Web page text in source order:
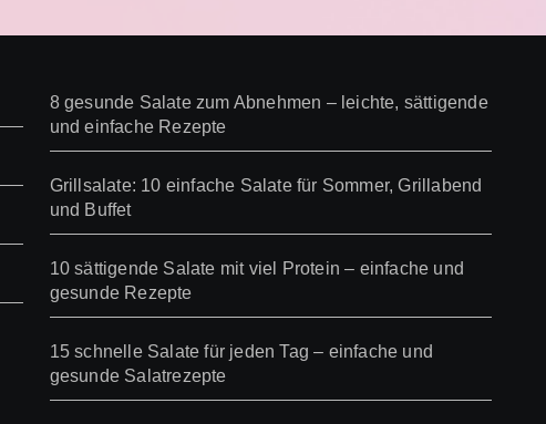
8 gesunde Salate zum Abnehmen – leichte, sättigende
und einfache Rezepte
Grillsalate: 10 einfache Salate für Sommer, Grillabend
und Buffet
10 sättigende Salate mit viel Protein – einfache und
gesunde Rezepte
15 schnelle Salate für jeden Tag – einfache und
gesunde Salatrezepte